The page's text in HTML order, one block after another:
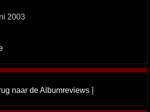
2003
naar de Albumreviews ]